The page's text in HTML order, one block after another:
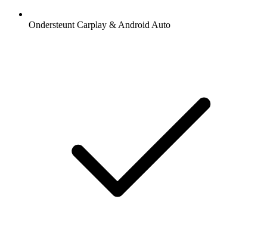
Ondersteunt Carplay & Android Auto